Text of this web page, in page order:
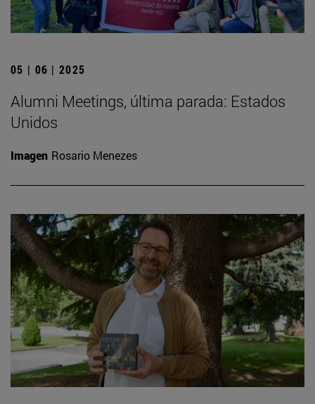
05 | 06 | 2025
Alumni Meetings, última parada: Estados
Unidos
Imagen Rosario Menezes